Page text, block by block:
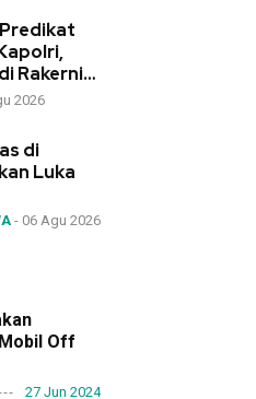
Rakernis
2026
di
Luka
- 06 Agu 2026
Off
27 Jun 2024